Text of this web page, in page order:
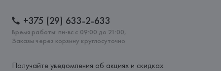
+375 (29) 633-2-633
Время работы: пн-вс с 09:00 до 21:00,
Заказы через корзину круглосуточно
Получайте уведомления об акциях и скидках: